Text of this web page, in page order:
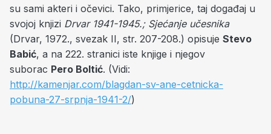
su sami akteri i očevici. Tako, primjerice, taj događaj u
svojoj knjizi Drvar 1941-1945.; Sjećanje učesnika
(Drvar, 1972., svezak II, str. 207-208.) opisuje Stevo
Babić, a na 222. stranici iste knjige i njegov
suborac Pero Boltić. (Vidi:
http://kamenjar.com/blagdan-sv-ane-cetnicka-
pobuna-27-srpnja-1941-2/)